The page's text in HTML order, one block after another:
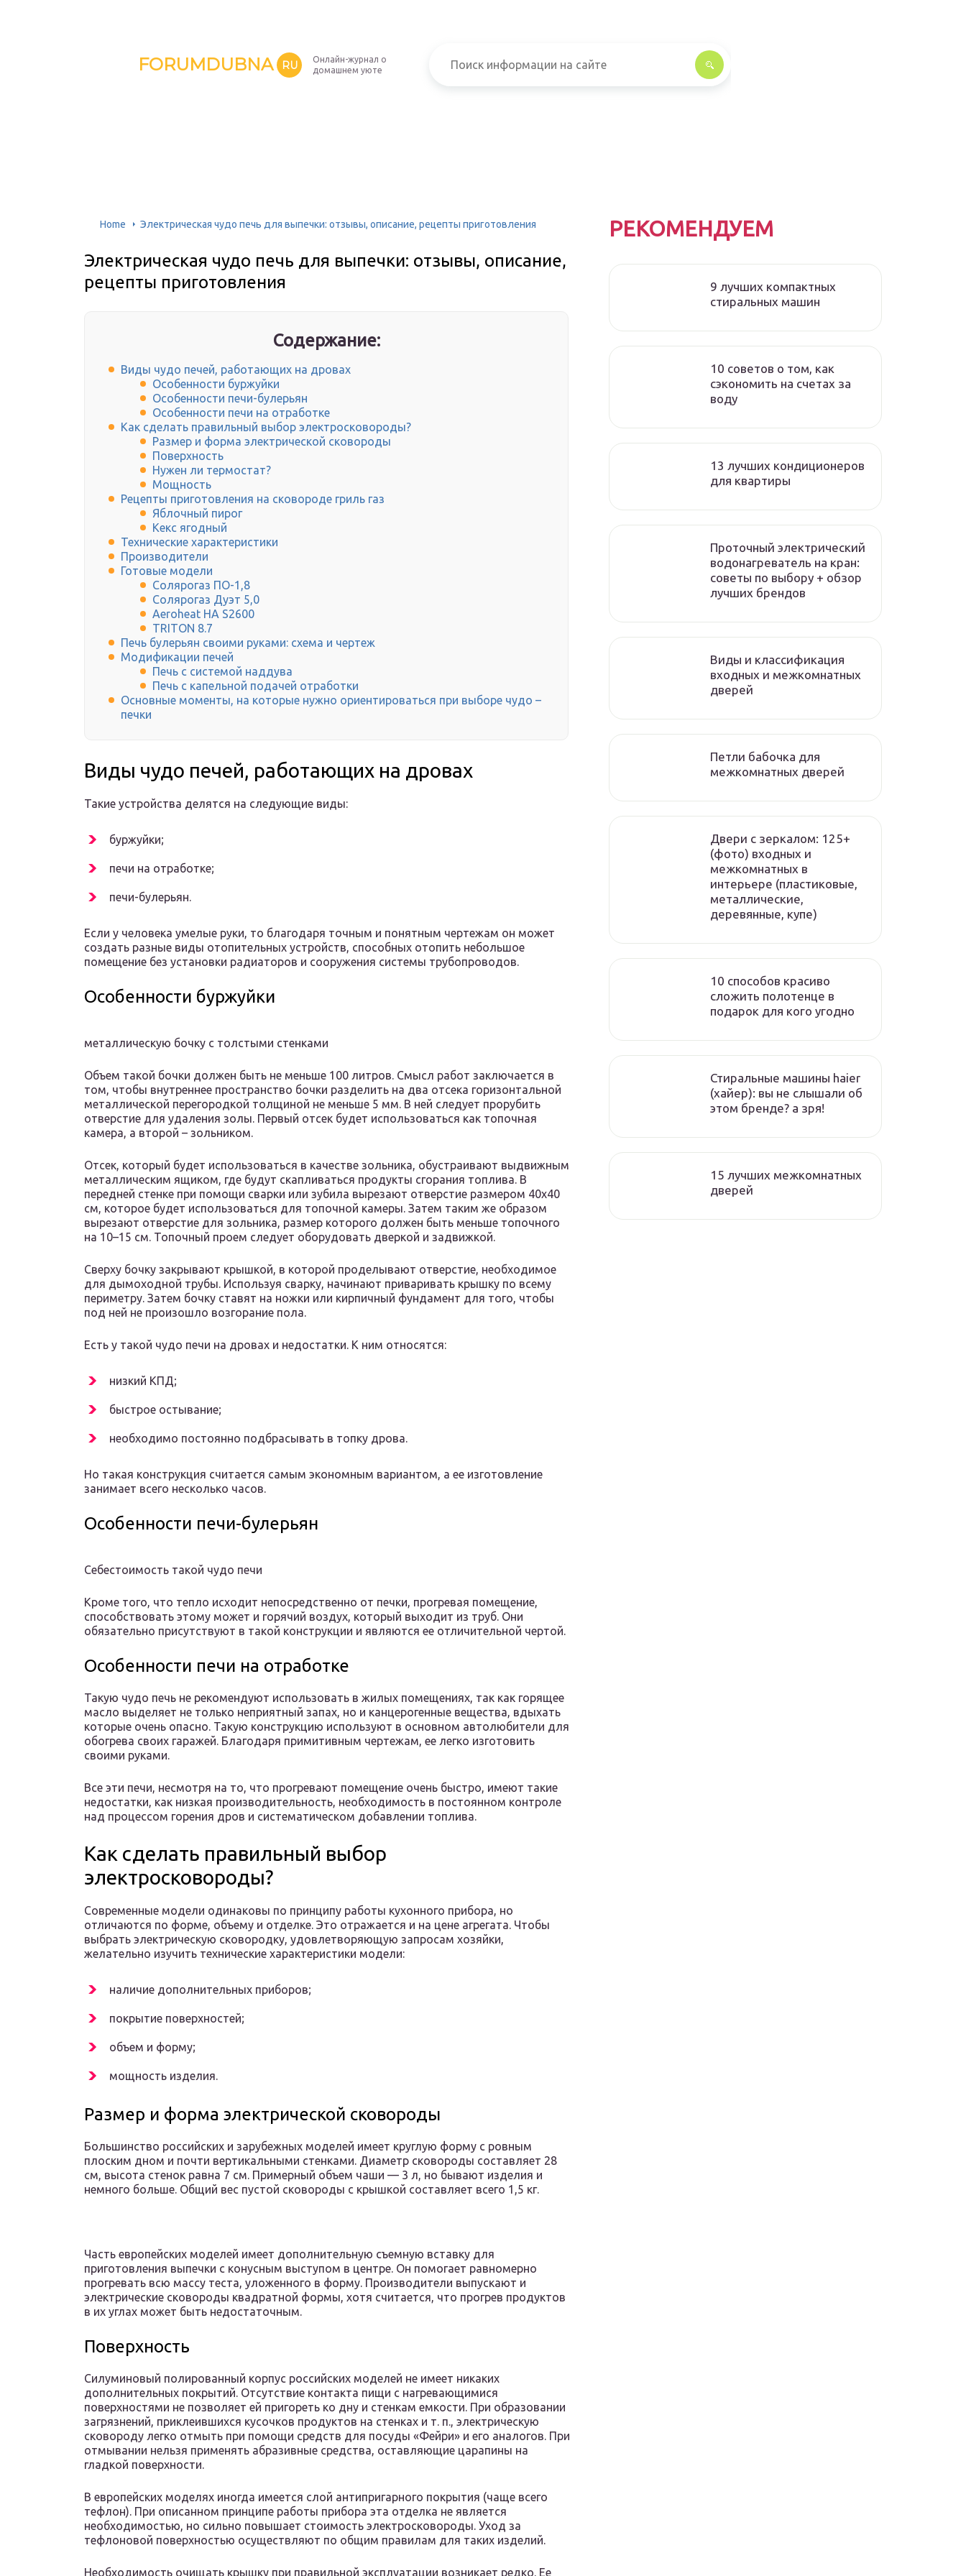
FORUMDUBNA RU
Онлайн-журнал о
домашнем уюте
Home Электрическая чудо печь для выпечки: отзывы, описание, рецепты приготовления
Электрическая чудо печь для выпечки: отзывы, описание,
рецепты приготовления
Содержание:
Виды чудо печей, работающих на дровах
Особенности буржуйки
Особенности печи-булерьян
Особенности печи на отработке
Как сделать правильный выбор электросковороды?
Размер и форма электрической сковороды
Поверхность
Нужен ли термостат?
Мощность
Рецепты приготовления на сковороде гриль газ
Яблочный пирог
Кекс ягодный
Технические характеристики
Производители
Готовые модели
Солярогаз ПО-1,8
Солярогаз Дуэт 5,0
Aeroheat HA S2600
TRITON 8.7
Печь булерьян своими руками: схема и чертеж
Модификации печей
Печь с системой наддува
Печь с капельной подачей отработки
Основные моменты, на которые нужно ориентироваться при выборе чудо –
печки
Виды чудо печей, работающих на дровах
Такие устройства делятся на следующие виды:
буржуйки;
печи на отработке;
печи-булерьян.
Если у человека умелые руки, то благодаря точным и понятным чертежам он может
создать разные виды отопительных устройств, способных отопить небольшое
помещение без установки радиаторов и сооружения системы трубопроводов.
Особенности буржуйки
металлическую бочку с толстыми стенками
Объем такой бочки должен быть не меньше 100 литров. Смысл работ заключается в
том, чтобы внутреннее пространство бочки разделить на два отсека горизонтальной
металлической перегородкой толщиной не меньше 5 мм. В ней следует прорубить
отверстие для удаления золы. Первый отсек будет использоваться как топочная
камера, а второй – зольником.
Отсек, который будет использоваться в качестве зольника, обустраивают выдвижным
металлическим ящиком, где будут скапливаться продукты сгорания топлива. В
передней стенке при помощи сварки или зубила вырезают отверстие размером 40х40
см, которое будет использоваться для топочной камеры. Затем таким же образом
вырезают отверстие для зольника, размер которого должен быть меньше топочного
на 10–15 см. Топочный проем следует оборудовать дверкой и задвижкой.
Сверху бочку закрывают крышкой, в которой проделывают отверстие, необходимое
для дымоходной трубы. Используя сварку, начинают приваривать крышку по всему
периметру. Затем бочку ставят на ножки или кирпичный фундамент для того, чтобы
под ней не произошло возгорание пола.
Есть у такой чудо печи на дровах и недостатки. К ним относятся:
низкий КПД;
быстрое остывание;
необходимо постоянно подбрасывать в топку дрова.
Но такая конструкция считается самым экономным вариантом, а ее изготовление
занимает всего несколько часов.
Особенности печи-булерьян
Себестоимость такой чудо печи
Кроме того, что тепло исходит непосредственно от печки, прогревая помещение,
способствовать этому может и горячий воздух, который выходит из труб. Они
обязательно присутствуют в такой конструкции и являются ее отличительной чертой.
Особенности печи на отработке
Такую чудо печь не рекомендуют использовать в жилых помещениях, так как горящее
масло выделяет не только неприятный запах, но и канцерогенные вещества, вдыхать
которые очень опасно. Такую конструкцию используют в основном автолюбители для
обогрева своих гаражей. Благодаря примитивным чертежам, ее легко изготовить
своими руками.
Все эти печи, несмотря на то, что прогревают помещение очень быстро, имеют такие
недостатки, как низкая производительность, необходимость в постоянном контроле
над процессом горения дров и систематическом добавлении топлива.
Как сделать правильный выбор
электросковороды?
Современные модели одинаковы по принципу работы кухонного прибора, но
отличаются по форме, объему и отделке. Это отражается и на цене агрегата. Чтобы
выбрать электрическую сковородку, удовлетворяющую запросам хозяйки,
желательно изучить технические характеристики модели:
наличие дополнительных приборов;
покрытие поверхностей;
объем и форму;
мощность изделия.
Размер и форма электрической сковороды
Большинство российских и зарубежных моделей имеет круглую форму с ровным
плоским дном и почти вертикальными стенками. Диаметр сковороды составляет 28
см, высота стенок равна 7 см. Примерный объем чаши — 3 л, но бывают изделия и
немного больше. Общий вес пустой сковороды с крышкой составляет всего 1,5 кг.
Часть европейских моделей имеет дополнительную съемную вставку для
приготовления выпечки с конусным выступом в центре. Он помогает равномерно
прогревать всю массу теста, уложенного в форму. Производители выпускают и
электрические сковороды квадратной формы, хотя считается, что прогрев продуктов
в их углах может быть недостаточным.
Поверхность
Силуминовый полированный корпус российских моделей не имеет никаких
дополнительных покрытий. Отсутствие контакта пищи с нагревающимися
поверхностями не позволяет ей пригореть ко дну и стенкам емкости. При образовании
загрязнений, приклеившихся кусочков продуктов на стенках и т. п., электрическую
сковороду легко отмыть при помощи средств для посуды «Фейри» и его аналогов. При
отмывании нельзя применять абразивные средства, оставляющие царапины на
гладкой поверхности.
В европейских моделях иногда имеется слой антипригарного покрытия (чаще всего
тефлон). При описанном принципе работы прибора эта отделка не является
необходимостью, но сильно повышает стоимость электросковороды. Уход за
тефлоновой поверхностью осуществляют по общим правилам для таких изделий.
Необходимость очищать крышку при правильной эксплуатации возникает редко. Ее
РЕКОМЕНДУЕМ
9 лучших компактных
стиральных машин
10 советов о том, как
сэкономить на счетах за
воду
13 лучших кондиционеров
для квартиры
Проточный электрический
водонагреватель на кран:
советы по выбору + обзор
лучших брендов
Виды и классификация
входных и межкомнатных
дверей
Петли бабочка для
межкомнатных дверей
Двери с зеркалом: 125+
(фото) входных и
межкомнатных в
интерьере (пластиковые,
металлические,
деревянные, купе)
10 способов красиво
сложить полотенце в
подарок для кого угодно
Стиральные машины haier
(хайер): вы не слышали об
этом бренде? а зря!
15 лучших межкомнатных
дверей